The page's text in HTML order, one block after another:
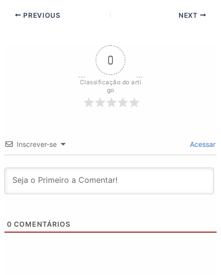
PREVIOUS NEXT
0
Classificação do arti
go
Inscrever-se Acessar
0 COMENTÁRIOS